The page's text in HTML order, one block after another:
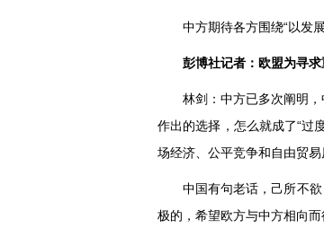
中方期待各方围绕“以发
彭博社记者：欧盟为寻
林剑：中方已多次阐明
作出的选择，怎么就成了“过
场经济、公平竞争和自由贸易
中国有句老话，己所不
极的，希望欧方与中方相向